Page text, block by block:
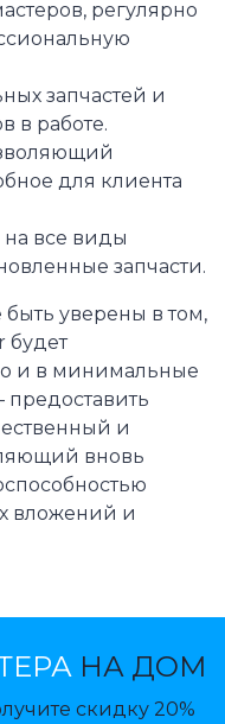
регулярно
запчастей и
в работе.
для клиента
на все виды
запчасти.
уверены в том,
будет
и в минимальные
и
вновь
вложений и
НА ДОМ
скидку 20%